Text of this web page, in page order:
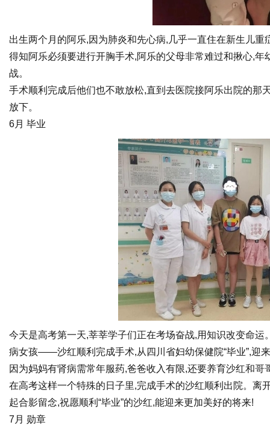
出生两个月的阿乐,因为肺炎和先心病,几乎一直住在新生儿重
得知阿乐必须要进行开胸手术,阿乐的父母非常难过和揪心,
战。
手术顺利完成后他们也不敢放松,直到去医院接阿乐出院的那
放下。
6月 毕业
今天是高考第一天,莘莘学子们正在考场奋战,用知识改变命
病女孩——沙红顺利完成手术,从四川省妇幼保健院“毕业”,迎
因为妈妈有肾病需常年服药,爸爸收入有限,还要养育沙红和
在高考这样一个特殊的日子里,完成手术的沙红顺利出院。离
起合影留念,祝愿顺利“毕业”的沙红,能迎来更加美好的将来!
7月 勋章